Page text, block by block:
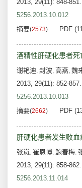
2013, 29(11): 848-851.
5256.2013.10.012
摘要(2573) PDF
酒精性肝硬化患者
谢艳迪, 封波, 高燕, 魏
2013, 29(11): 852-857.
5256.2013.10.013
摘要(2662) PDF
肝硬化患者发生败
张岚, 崔恩博, 鲍春梅,
2013, 29(11): 858-862.
5256.2013.11.014